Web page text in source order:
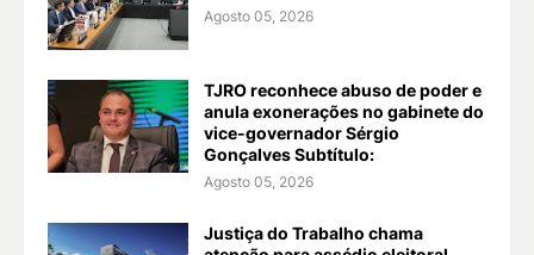
Agosto 05, 2026
TJRO reconhece abuso de poder e
anula exonerações no gabinete do
vice-governador Sérgio
Gonçalves Subtítulo:
Agosto 05, 2026
Justiça do Trabalho chama